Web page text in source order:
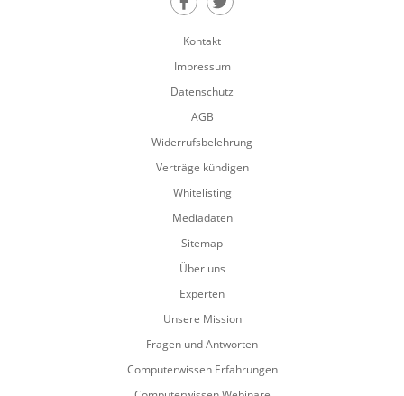
Teilen auf Facebook
Teilen auf Twitter
Kontakt
Impressum
Datenschutz
AGB
Widerrufsbelehrung
Verträge kündigen
Whitelisting
Mediadaten
Sitemap
Über uns
Experten
Unsere Mission
Fragen und Antworten
Computerwissen Erfahrungen